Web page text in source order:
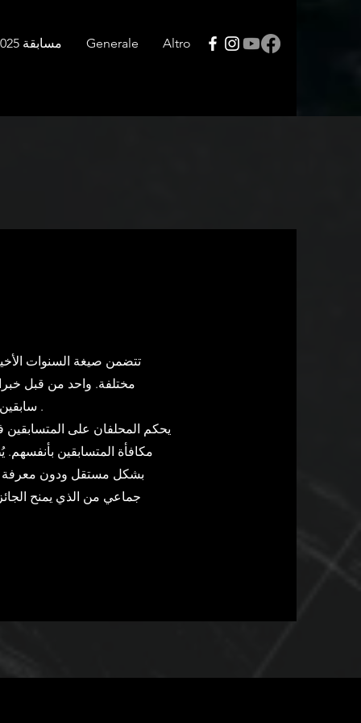
مسابقة 2025 Generale Altro
تتضمن صيغة السنوات
مختلفة. واحد من قبل
سابقين ، شاركوا في الإصدارات السابقة من المسابقة .
يحكم المحلفان على
مكافأة المتسابقين
بشكل مستقل ودون معرفة
جماعي من الذي يمنح